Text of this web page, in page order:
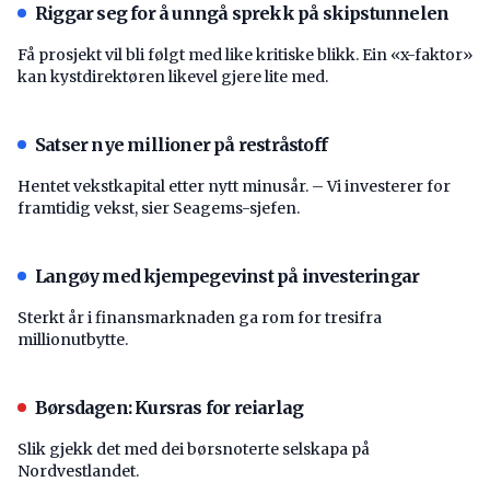
Riggar seg for å unngå sprekk på skipstunnelen
Få prosjekt vil bli følgt med like kritiske blikk. Ein «x-faktor»
kan kystdirektøren likevel gjere lite med.
Satser nye millioner på restråstoff
Hentet vekstkapital etter nytt minusår. – Vi investerer for
framtidig vekst, sier Seagems-sjefen.
Langøy med kjempegevinst på investeringar
Sterkt år i finansmarknaden ga rom for tresifra
millionutbytte.
Børsdagen: Kursras for reiarlag
Slik gjekk det med dei børsnoterte selskapa på
Nordvestlandet.